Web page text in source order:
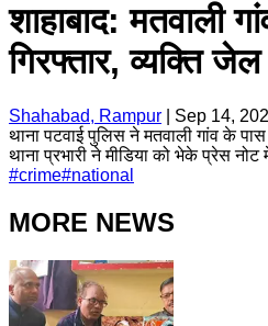
शाहाबाद: मतवाली
गिरफ्तार, व्यक्ति जेल
Shahabad, Rampur
Sep 14,
थाना पटवाई पुलिस ने मतवाली गांव के
थाना प्रभारी ने मीडिया को भेके प्रेस
#crime#national
MORE NEWS